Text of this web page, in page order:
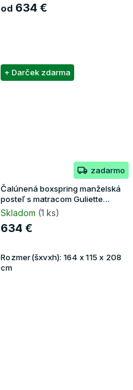
od 634 €
+ Darček zdarma
zadarmo
Čalúnená boxspring manželská
posteľ s matracom Guliette
160x200 - béžová
Skladom (1 ks)
634 €
Rozmer(šxvxh): 164 x 115 x 208
cm